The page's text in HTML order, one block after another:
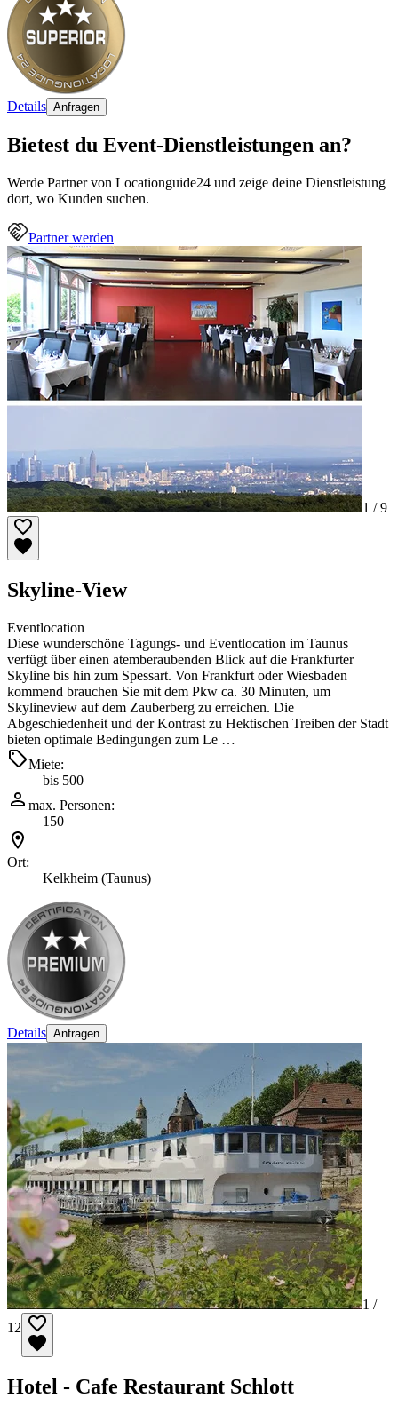
Details Anfragen
Bietest du Event-Dienstleistungen an?
Werde Partner von Locationguide24 und zeige deine Dienstleistung
dort, wo Kunden suchen.
Partner werden
1 /9
Skyline-View
Eventlocation
Diese wunderschöne Tagungs- und Eventlocation im Taunus
verfügt über einen atemberaubenden Blick auf die Frankfurter
Skyline bis hin zum Spessart. Von Frankfurt oder Wiesbaden
kommend brauchen Sie mit dem Pkw ca. 30 Minuten, um
Skylineview auf dem Zauberberg zu erreichen. Die
Abgeschiedenheit und der Kontrast zu Hektischen Treiben der Stadt
bieten optimale Bedingungen zum Le …
Miete:
bis 500
max. Personen:
150
Ort:
Kelkheim (Taunus)
Details Anfragen
1 /
12
Hotel - Cafe Restaurant Schlott